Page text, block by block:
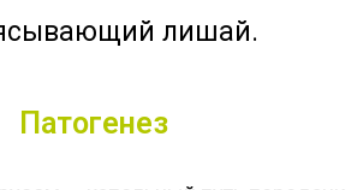
лишай.
Патогенез